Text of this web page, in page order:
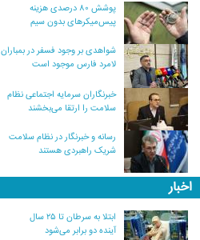
پوشش ۸۰ درصدی هزینه
پیس‌میکرهای بدون سیم
شواهدی بر وجود فسفر در بمباران
لامرد فارس موجود است
خبرنگاران سرمایه اجتماعی نظام
سلامت را ارتقا می‌بخشند
رسانه و خبرنگار در نظام سلامت
شریک راهبردی هستند
اخبار
ابتلا به سرطان تا ۲۵ سال
آینده دو برابر می‌شود